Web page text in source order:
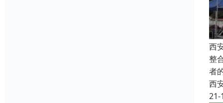
西
整
者
西
21-